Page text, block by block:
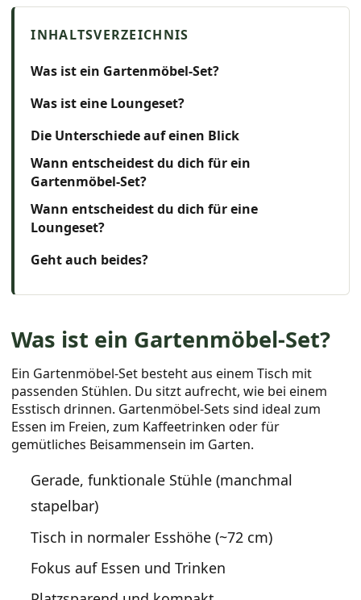
Was ist ein Gartenmöbel-Set?
Was ist eine Loungeset?
Die Unterschiede auf einen Blick
Wann entscheidest du dich für ein
Gartenmöbel-Set?
Wann entscheidest du dich für eine
Loungeset?
Geht auch beides?
Was ist ein Gartenmöbel-Set?
Ein Gartenmöbel-Set besteht aus einem Tisch mit
passenden Stühlen. Du sitzt aufrecht, wie bei einem
Esstisch drinnen. Gartenmöbel-Sets sind ideal zum
Essen im Freien, zum Kaffeetrinken oder für
gemütliches Beisammensein im Garten.
Gerade, funktionale Stühle (manchmal
stapelbar)
Tisch in normaler Esshöhe (~72 cm)
Fokus auf Essen und Trinken